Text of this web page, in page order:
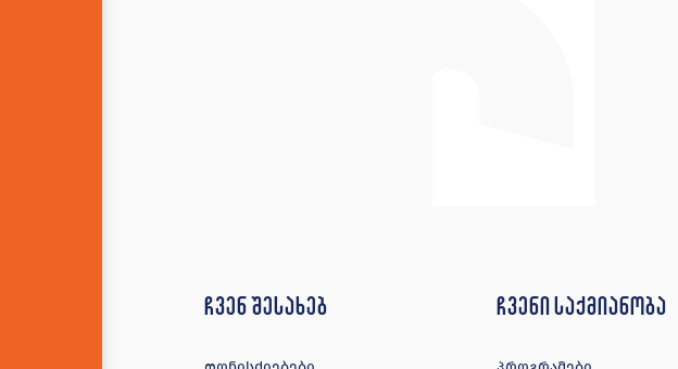
ჩვენ შესახებ ჩვენი საქმიანობა